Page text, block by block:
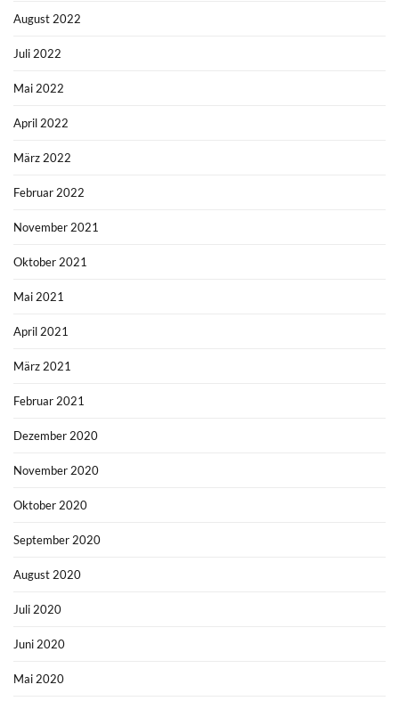
August 2022
Juli 2022
Mai 2022
April 2022
März 2022
Februar 2022
November 2021
Oktober 2021
Mai 2021
April 2021
März 2021
Februar 2021
Dezember 2020
November 2020
Oktober 2020
September 2020
August 2020
Juli 2020
Juni 2020
Mai 2020